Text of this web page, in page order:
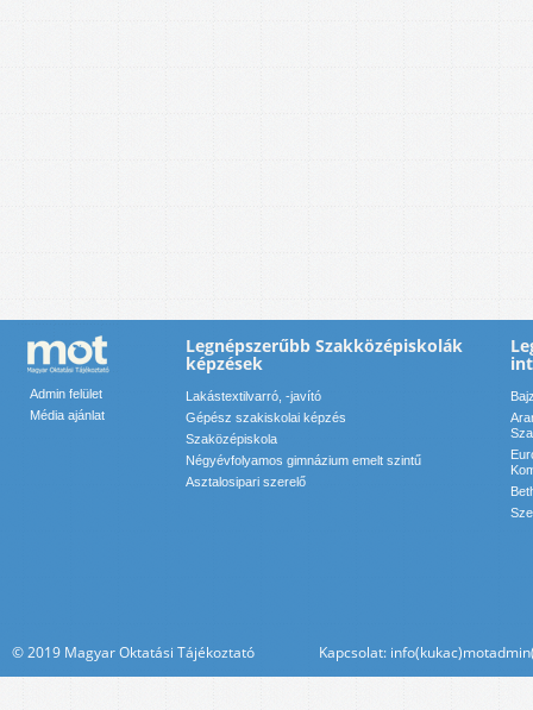
Admin felület
Média ajánlat
Legnépszerűbb Szakközépiskolák
képzések
Lakástextilvarró, -javító
Gépész szakiskolai képzés
Szaközépiskola
Négyévfolyamos gimnázium emelt szintű
Asztalosipari szerelő
© 2019 Magyar Oktatási Tájékoztató Kapcsolat: